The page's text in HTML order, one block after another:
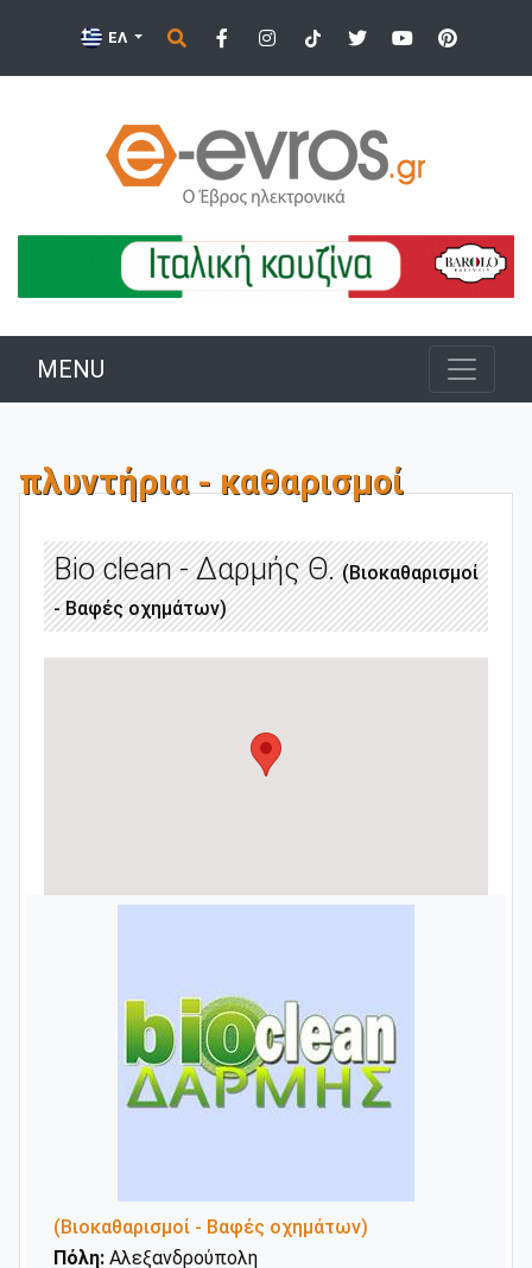
ΕΛ
MENU
πλυντήρια - καθαρισμοί
Bio clean - Δαρμής Θ.(Βιοκαθαρισμοί
- Βαφές οχημάτων)
(Βιοκαθαρισμοί - Βαφές οχημάτων)
Πόλη: Αλεξανδρούπολη